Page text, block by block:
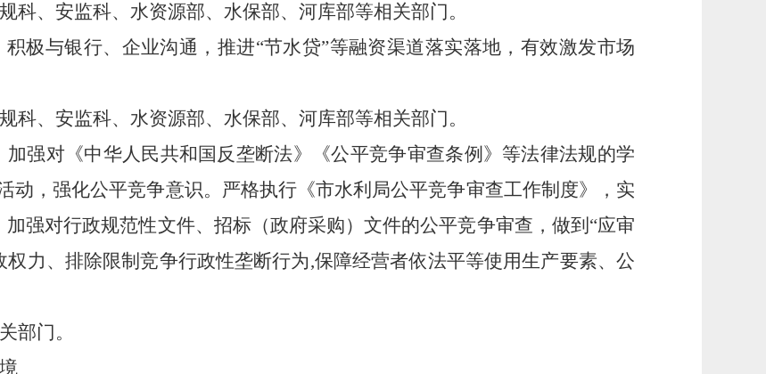
科、安监科、水资源部、水保部、河库部等相关部门。
积极与银行、企业沟通，推进“节水贷”等融资渠道落实落地，有效激发市场
科、安监科、水资源部、水保部、河库部等相关部门。
加强对《中华人民共和国反垄断法》《公平竞争审查条例》等法律法规的学
动，强化公平竞争意识。严格执行《市水利局公平竞争审查工作制度》，实
强对行政规范性文件、招标（政府采购）文件的公平竞争审查，做到“应审
力、排除限制竞争行政性垄断行为,保障经营者依法平等使用生产要素、公
部门。